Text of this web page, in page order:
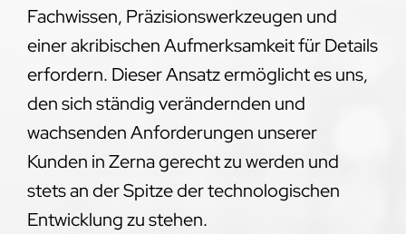
Fachwissen, Präzisionswerkzeugen und
einer akribischen Aufmerksamkeit für Details
erfordern. Dieser Ansatz ermöglicht es uns,
den sich ständig verändernden und
wachsenden Anforderungen unserer
Kunden in Zerna gerecht zu werden und
stets an der Spitze der technologischen
Entwicklung zu stehen.